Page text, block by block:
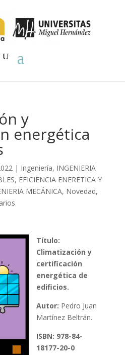
y
energética
| Ingeniería, INGENIERIA
EFICIENCIA ENERETICA Y
MECÁNICA, Novedad,
Título:
Climatización y
certificación
energética de
edificios.
Autor: Pedro Juan
Martínez Beltrán.
ISBN: 978-84-
18177-20-0